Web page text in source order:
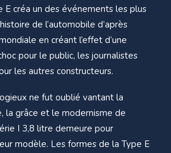
E créa un des événements les plus
de l’automobile d’après
en créant l’effet d’une
pour le public, les journalistes
les autres constructeurs.
ne fut oublié vantant la
la grâce et le modernisme de
I 3,8 litre demeure pour
modèle. Les formes de la Type E